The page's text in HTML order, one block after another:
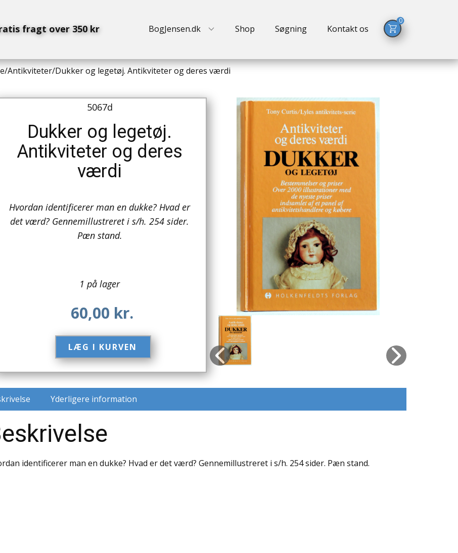
BogJensen.dk Shop Søgning Kontakt os
fragt over 350 kr
0
/Antikviteter/Dukker og legetøj. Antikviteter og deres værdi
5067d
Dukker og legetøj.
Antikviteter og deres
værdi
Hvordan identificerer man en dukke? Hvad er
det værd? Gennemillustreret i s/h. 254 sider.
Pæn stand.
1 på lager
60,00 kr.
LÆG I KURVEN​
Yderligere information
identificerer man en dukke? Hvad er det værd? Gennemillustreret i s/h. 254 sider. Pæn stand.